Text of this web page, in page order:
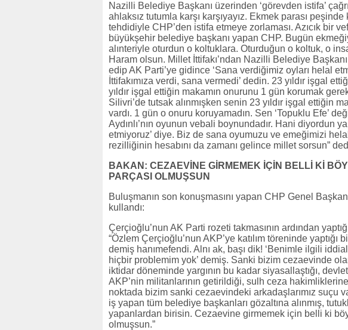
Nazilli Belediye Başkanı üzerinden ‘görevden istifa’
ahlaksız tutumla karşı karşıyayız. Ekmek parası
tehdidiyle CHP’den istifa etmeye zorlaması. Azıcık bir
büyükşehir belediye başkanı yapan CHP. Bugün
alınteriyle oturdun o koltuklara. Oturduğun o koltuk, o
Haram olsun. Millet İttifakı’ndan Nazilli Belediye
edip AK Parti’ye gidince ‘Sana verdiğimiz oyları helal
İttifakımıza verdi, sana vermedi’ dedin. 23 yıldır işgal
yıldır işgal ettiğin makamın onurunu 1 gün korumak
Silivri’de tutsak alınmışken senin 23 yıldır işgal ettiğin
vardı. 1 gün o onuru koruyamadın. Sen ‘Topuklu Efe’
Aydınlı’nın oyunun vebali boynundadır. Hani diyordun
etmiyoruz’ diye. Biz de sana oyumuzu ve emeğimizi
rezilliğinin hesabını da zamanı gelince millet sorsun”
BAKAN: CEZAEVİNE GİRMEMEK İÇİN BELLİ Kİ
PARÇASI OLMUŞSUN
Buluşmanın son konuşmasını yapan CHP Genel
kullandı:
Çerçioğlu’nun AK Parti rozeti takmasının ardından
“Özlem Çerçioğlu’nun AKP’ye katılım töreninde yaptığı
demiş hanımefendi. Alnı ak, başı dik! ‘Benimle ilgili
hiçbir problemim yok’ demiş. Sanki bizim cezaevinde
iktidar döneminde yargının bu kadar siyasallaştığı,
AKP’nin militanlarının getirildiği, sulh ceza
noktada bizim sanki cezaevindeki arkadaşlarımız suçu
iş yapan tüm belediye başkanları gözaltına alınmış,
yapanlardan birisin. Cezaevine girmemek için belli ki
olmuşsun.”